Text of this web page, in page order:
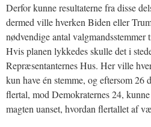
Derfor kunne resultaterne fra disse
dermed ville hverken Biden eller
nødvendige antal
Hvis planen lykkedes skulle det i
Repræsentanternes Hus. Her ville
kun have én stemme, og eftersom 26
flertal, mod Demokraternes 24,
magten uanset, hvordan flertallet af